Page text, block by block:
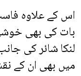
اس کے علاوہ
بات کی بھی
لنکا شائر کی
میں بھی ان کے